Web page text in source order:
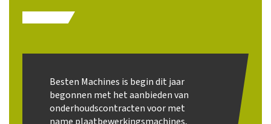
Besten Machines is begin dit jaar
begonnen met het aanbieden van
onderhoudscontracten voor met